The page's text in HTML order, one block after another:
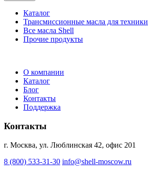
Каталог
Трансмиссионные масла для техники
Все масла Shell
Прочие продукты
О компании
Каталог
Блог
Контакты
Поддержка
Контакты
г. Москва, ул. Люблинская 42, офис 201
8 (800) 533-31-30 info@shell-moscow.ru